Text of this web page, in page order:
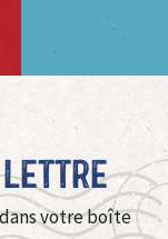
Lettre
votre boîte